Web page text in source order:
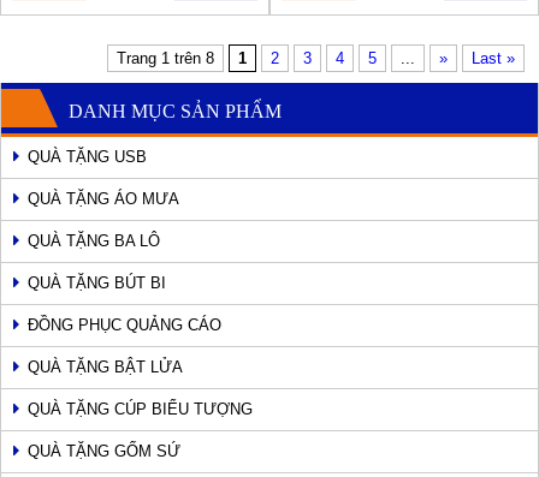
Trang 1 trên 8 1 2 3 4 5 » Last »
DANH MỤC SẢN PHẨM
QUÀ TẶNG USB
QUÀ TẶNG ÁO MƯA
QUÀ TẶNG BA LÔ
QUÀ TẶNG BÚT BI
ĐỒNG PHỤC QUẢNG CÁO
QUÀ TẶNG BẬT LỬA
QUÀ TẶNG CÚP BIỂU TƯỢNG
QUÀ TẶNG GỐM SỨ